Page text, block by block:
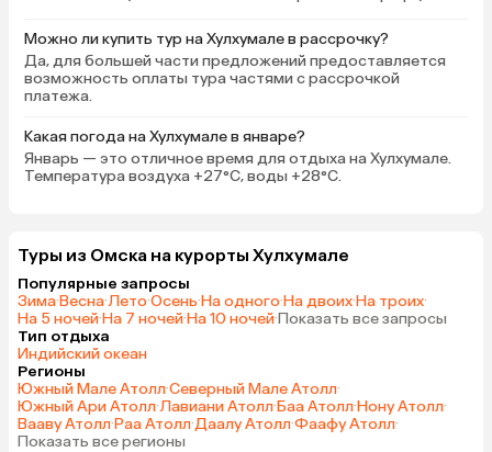
Можно ли купить тур на Хулхумале в рассрочку?
Да, для большей части предложений предоставляется
возможность оплаты тура частями с рассрочкой
платежа.
Какая погода на Хулхумале в январе?
Январь — это отличное время для отдыха на Хулхумале.
Температура воздуха +27°C, воды +28°C.
Туры из Омска на курорты Хулхумале
Популярные запросы
Зима·Весна·Лето·Осень·На одного·На двоих·На троих·
На 5 ночей·На 7 ночей·На 10 ночей·Показать все запросы
Тип отдыха
Индийский океан
Регионы
Южный Мале Атолл·Северный Мале Атолл·
Южный Ари Атолл·Лавиани Атолл·Баа Атолл·Нону Атолл·
Вааву Атолл·Раа Атолл·Даалу Атолл·Фаафу Атолл·
Показать все регионы